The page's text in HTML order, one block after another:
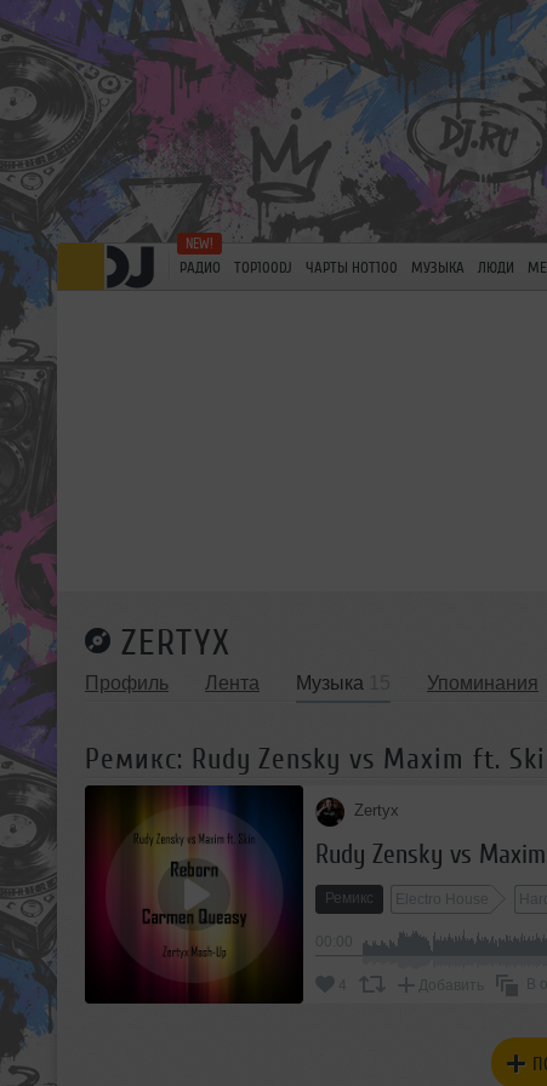
РАДИО TOP100DJ ЧАРТЫ HOT100 МУЗЫКА ЛЮДИ
ZERTYX
Профиль Лента Музыка Упоминания
Ремикс: Rudy Zensky vs Maxim ft.
Zertyx
Rudy Zensky vs
Ремикс Electro House
Добавить В